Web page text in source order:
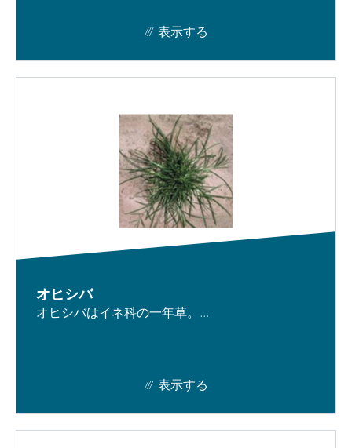
表示する
オヒシバ
オヒシバはイネ科の一年草。...
表示する